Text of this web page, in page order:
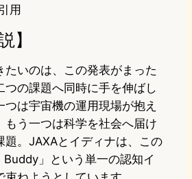
用
】
たいのは、この発表がまった
つの課題へ同時に手を伸ばし
つは宇宙機の運用現場が抱え
もう一つは科学を社会へ届け
題。JAXAとイディナは、この
」という単一の認知イ